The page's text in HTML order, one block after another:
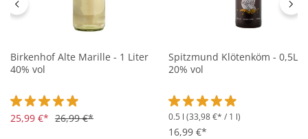
Birkenhof Alte Marille - 1 Liter
40% vol
Durchschnittliche Bewertung von 4.9 von 5 Sternen
25,99 €* 26,99 €*
Spitzmund Klötenköm - 0,5L
20% vol
Durchschnittliche
0.5 l (33,98 €* / 1 l)
16,99 €*